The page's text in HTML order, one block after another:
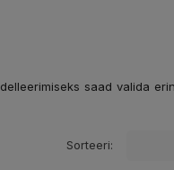
saad valida
Sorteeri: